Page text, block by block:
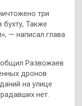
три
бухту, Также
— написал глава
Развожаев
дронов
на улице
нет.